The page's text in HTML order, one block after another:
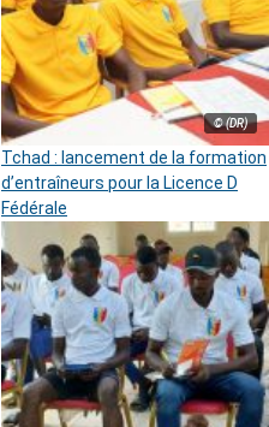
© (DR)
Tchad : lancement de la formation
d’entraîneurs pour la Licence D
Fédérale